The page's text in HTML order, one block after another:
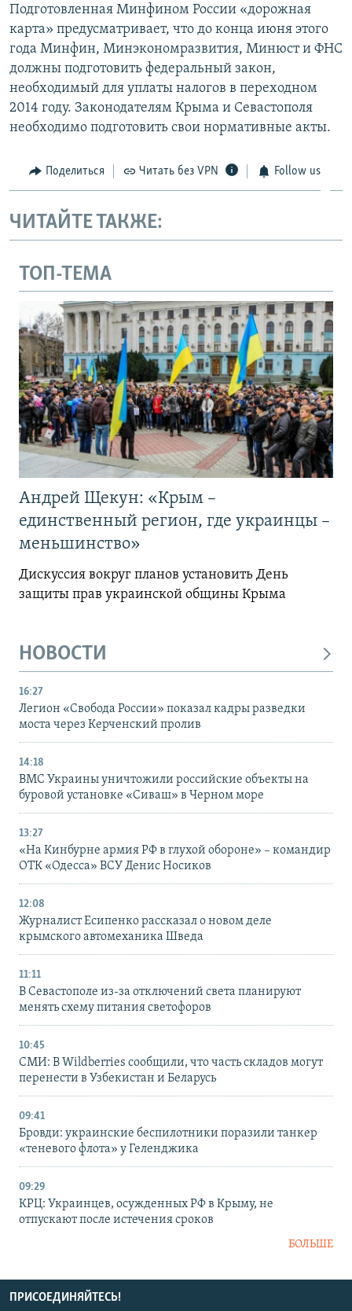
Подготовленная Минфином России «дорожная
карта» предусматривает, что до конца июня этого
года Минфин, Минэкономразвития, Минюст и ФНС
должны подготовить федеральный закон,
необходимый для уплаты налогов в переходном
2014 году. Законодателям Крыма и Севастополя
необходимо подготовить свои нормативные акты.
Поделиться Читать без VPN Follow us
ЧИТАЙТЕ ТАКЖЕ:
ТОП-ТЕМА
Андрей Щекун: «Крым –
единственный регион, где украинцы –
меньшинство»
Дискуссия вокруг планов установить День
защиты прав украинской общины Крыма
НОВОСТИ
16:27
Легион «Свобода России» показал кадры разведки
моста через Керченский пролив
14:18
ВМС Украины уничтожили российские объекты на
буровой установке «Сиваш» в Черном море
13:27
«На Кинбурне армия РФ в глухой обороне» – командир
ОТК «Одесса» ВСУ Денис Носиков
12:08
Журналист Есипенко рассказал о новом деле
крымского автомеханика Шведа
11:11
В Севастополе из-за отключений света планируют
менять схему питания светофоров
10:45
СМИ: В Wildberries сообщили, что часть складов могут
перенести в Узбекистан и Беларусь
09:41
Бровди: украинские беспилотники поразили танкер
«теневого флота» у Геленджика
09:29
КРЦ: Украинцев, осужденных РФ в Крыму, не
отпускают после истечения сроков
БОЛЬШЕ
ПРИСОЕДИНЯЙТЕСЬ!